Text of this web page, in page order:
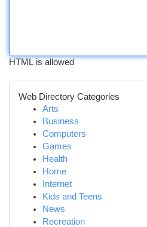
HTML is allowed
Web Directory Categories
Arts
Business
Computers
Games
Health
Home
Internet
Kids and Teens
News
Recreation